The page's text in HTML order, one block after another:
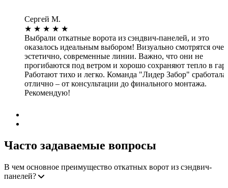
Сергей М.
★ ★ ★ ★ ★
Выбрали откатные ворота из сэндвич-панелей, и это
оказалось идеальным выбором! Визуально смотрятся
эстетично, современные линии. Важно, что они не
прогибаются под ветром и хорошо сохраняют тепло в
Работают тихо и легко. Команда "Лидер Забор" сработала
отлично – от консультации до финального монтажа.
Рекомендую!
Часто задаваемые вопросы
В чем основное преимущество откатных ворот из сэндвич-
панелей?